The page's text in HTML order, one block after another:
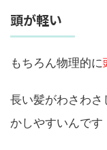
頭が軽い
もちろん物理的に
長い髪がわさわ
かしやすいんです